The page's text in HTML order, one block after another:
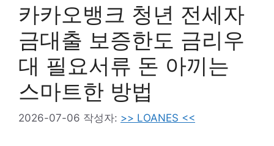
카카오뱅크 청년 전세자
금대출 보증한도 금리우
대 필요서류 돈 아끼는
스마트한 방법
2026-07-06 작성자: >> LOANES <<